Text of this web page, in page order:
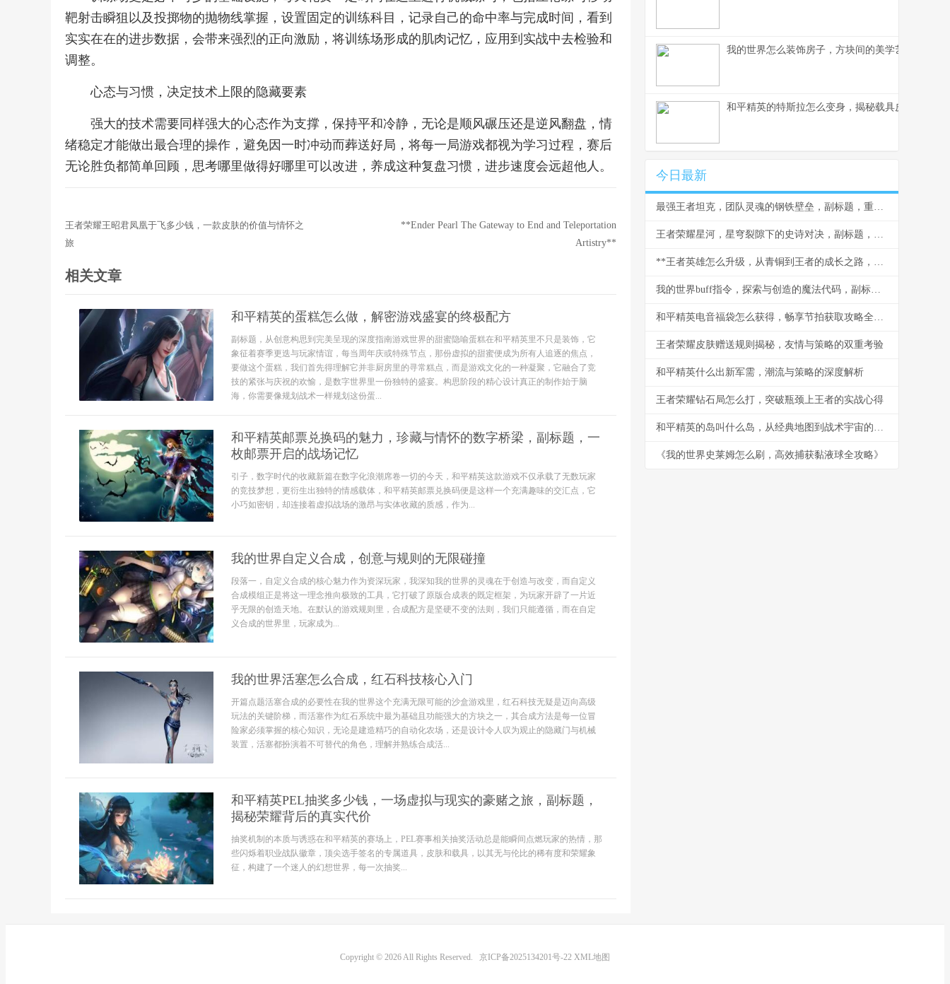
靶射击瞬狙以及投掷物的抛物线掌握，设置固定的训练科目，记录自己的命中率与完成时间，看到
实实在在的进步数据，会带来强烈的正向激励，将训练场形成的肌肉记忆，应用到实战中去检验和
调整。
心态与习惯，决定技术上限的隐藏要素
强大的技术需要同样强大的心态作为支撑，保持平和冷静，无论是顺风碾压还是逆风翻盘，情
绪稳定才能做出最合理的操作，避免因一时冲动而葬送好局，将每一局游戏都视为学习过程，赛后
无论胜负都简单回顾，思考哪里做得好哪里可以改进，养成这种复盘习惯，进步速度会远超他人。
王者荣耀王昭君凤凰于飞多少钱，一款皮肤的价值与情怀之
旅
**Ender Pearl The Gateway to End and Teleportation
Artistry**
相关文章
和平精英的蛋糕怎么做，解密游戏盛宴的终极配方
副标题，从创意构思到完美呈现的深度指南游戏世界的甜蜜隐喻蛋糕在和平精英里不只是装饰，它
象征着赛季更迭与玩家情谊，每当周年庆或特殊节点，那份虚拟的甜蜜便成为所有人追逐的焦点，
要做这个蛋糕，我们首先得理解它并非厨房里的寻常糕点，而是游戏文化的一种凝聚，它融合了竞
技的紧张与庆祝的欢愉，是数字世界里一份独特的盛宴。构思阶段的精心设计真正的制作始于脑
海，你需要像规划战术一样规划这份蛋...
和平精英邮票兑换码的魅力，珍藏与情怀的数字桥梁，副标题，一
枚邮票开启的战场记忆
引子，数字时代的收藏新篇在数字化浪潮席卷一切的今天，和平精英这款游戏不仅承载了无数玩家
的竞技梦想，更衍生出独特的情感载体，和平精英邮票兑换码便是这样一个充满趣味的交汇点，它
小巧如密钥，却连接着虚拟战场的激昂与实体收藏的质感，作为...
我的世界自定义合成，创意与规则的无限碰撞
段落一，自定义合成的核心魅力作为资深玩家，我深知我的世界的灵魂在于创造与改变，而自定义
合成模组正是将这一理念推向极致的工具，它打破了原版合成表的既定框架，为玩家开辟了一片近
乎无限的创造天地。在默认的游戏规则里，合成配方是坚硬不变的法则，我们只能遵循，而在自定
义合成的世界里，玩家成为...
我的世界活塞怎么合成，红石科技核心入门
开篇点题活塞合成的必要性在我的世界这个充满无限可能的沙盒游戏里，红石科技无疑是迈向高级
玩法的关键阶梯，而活塞作为红石系统中最为基础且功能强大的方块之一，其合成方法是每一位冒
险家必须掌握的核心知识，无论是建造精巧的自动化农场，还是设计令人叹为观止的隐藏门与机械
装置，活塞都扮演着不可替代的角色，理解并熟练合成活...
和平精英PEL抽奖多少钱，一场虚拟与现实的豪赌之旅，副标题，
揭秘荣耀背后的真实代价
抽奖机制的本质与诱惑在和平精英的赛场上，PEL赛事相关抽奖活动总是能瞬间点燃玩家的热情，那
些闪烁着职业战队徽章，顶尖选手签名的专属道具，皮肤和载具，以其无与伦比的稀有度和荣耀象
征，构建了一个迷人的幻想世界，每一次抽奖...
我的世界怎么装饰房子，方块间的美学艺术
和平精英的特斯拉怎么变身，揭秘载具皮肤实战
今日最新
最强王者坦克，团队灵魂的钢铁壁垒，副标题，重装战士的荣耀与智慧
王者荣耀星河，星穹裂隙下的史诗对决，副标题，当群星闪耀王者峡谷
**王者英雄怎么升级，从青铜到王者的成长之路，副标题，资深玩家的深度解析与实战心得**
我的世界buff指令，探索与创造的魔法代码，副标题，资深玩家的指令进阶指南
和平精英电音福袋怎么获得，畅享节拍获取攻略全解析
王者荣耀皮肤赠送规则揭秘，友情与策略的双重考验
和平精英什么出新军需，潮流与策略的深度解析
王者荣耀钻石局怎么打，突破瓶颈上王者的实战心得
和平精英的岛叫什么岛，从经典地图到战术宇宙的副标题
《我的世界史莱姆怎么刷，高效捕获黏液球全攻略》
Copyright © 2026 All Rights Reserved. 京ICP备2025134201号-22 XML地图